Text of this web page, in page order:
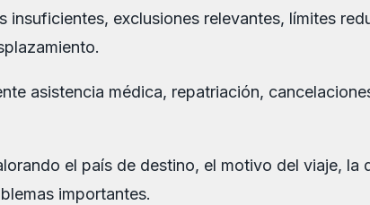
exclusiones relevantes, límites
asistencia médica, repatriación,
el país de destino, el motivo del viaje, la
importantes.